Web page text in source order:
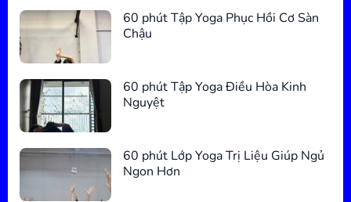
60 phút Tập Yoga Phục Hồi Cơ Sàn
Chậu
60 phút Tập Yoga Điều Hòa Kinh
Nguyệt
60 phút Lớp Yoga Trị Liệu Giúp Ngủ
Ngon Hơn